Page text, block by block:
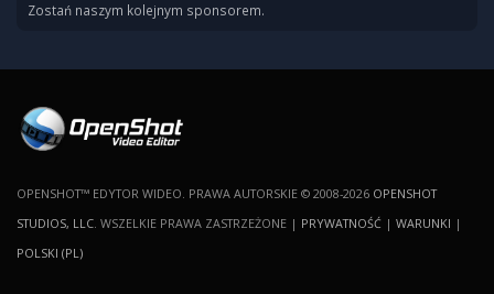
Zostań naszym kolejnym sponsorem.
OPENSHOT™ EDYTOR WIDEO. PRAWA AUTORSKIE © 2008-2026 OPENSHOT
STUDIOS, LLC. WSZELKIE PRAWA ZASTRZEŻONE | PRYWATNOŚĆ | WARUNKI |
POLSKI (PL)